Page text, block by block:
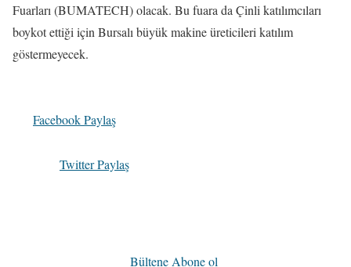
Fuarları (BUMATECH) olacak. Bu fuara da Çinli katılımcıları
boykot ettiği için Bursalı büyük makine üreticileri katılım
göstermeyecek.
Facebook Paylaş
Twitter Paylaş
Bültene Abone ol